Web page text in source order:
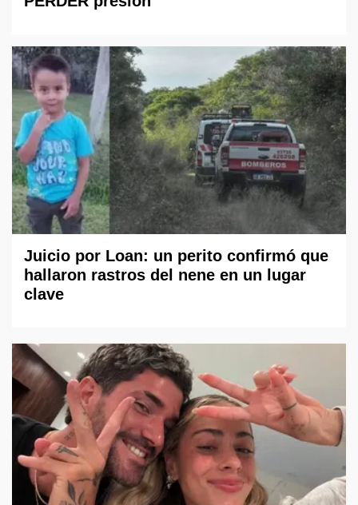
Juicio por Loan: un perito confirmó que
hallaron rastros del nene en un lugar
clave